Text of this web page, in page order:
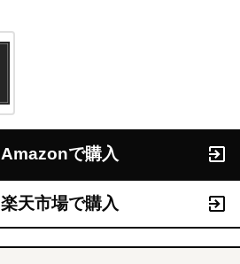
Amazonで購入
楽天市場で購入